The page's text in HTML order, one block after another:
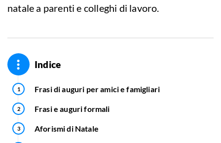
natale a parenti e colleghi di lavoro.
Indice
Frasi di auguri per amici e famigliari
Frasi e auguri formali
Aforismi di Natale